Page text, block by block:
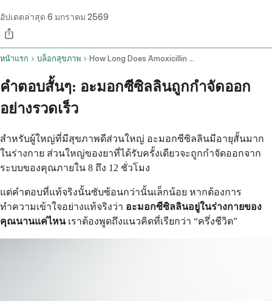
อัปเดตล่าสุด 6 มกราคม 2569
หน้าแรก บล็อกสุขภาพ How Long Does Amoxicillin Stay In Your System
คำตอบสั้นๆ: อะมอกซีซิลลินถูกกำจัดออก
อย่างรวดเร็ว
สำหรับผู้ใหญ่ที่มีสุขภาพดีส่วนใหญ่ อะมอกซีซิลลินมีอายุสั้นมาก
ในร่างกาย ส่วนใหญ่ของยาที่ได้รับครั้งเดียวจะถูกกำจัดออกจาก
ระบบของคุณภายใน 8 ถึง 12 ชั่วโมง
แต่คำตอบที่แท้จริงนั้นซับซ้อนกว่านั้นเล็กน้อย หากต้องการ
ทำความเข้าใจอย่างแท้จริงว่า อะมอกซีซิลลินอยู่ในร่างกายของ
คุณนานแค่ไหนเราต้องพูดถึงแนวคิดที่เรียกว่า “ครึ่งชีวิต”